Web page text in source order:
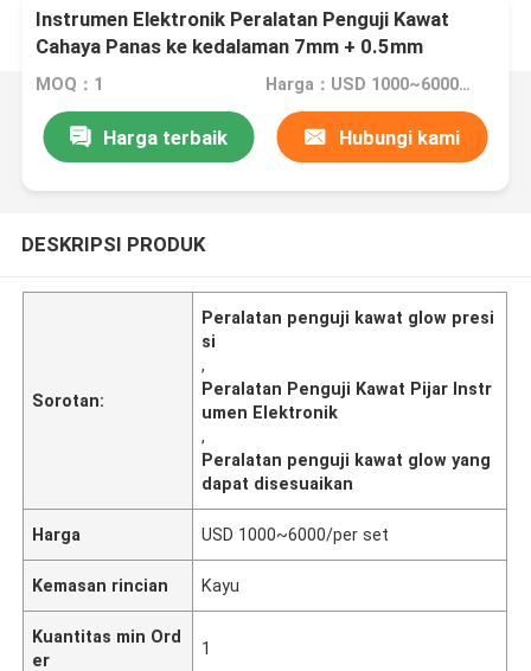
Instrumen Elektronik Peralatan Penguji Kawat
Cahaya Panas ke kedalaman 7mm + 0.5mm
(Disetilkan) Kelas presisi: 0.5
MOQ：1 Harga：USD 1000~6000/per set
Harga terbaik Hubungi kami
DESKRIPSI PRODUK
Sorotan:
Peralatan penguji kawat glow presi
si
,
Peralatan Penguji Kawat Pijar Instr
umen Elektronik
,
Peralatan penguji kawat glow yang
dapat disesuaikan
Harga USD 1000~6000/per set
Kemasan rincian Kayu
Kuantitas min Ord
er
1